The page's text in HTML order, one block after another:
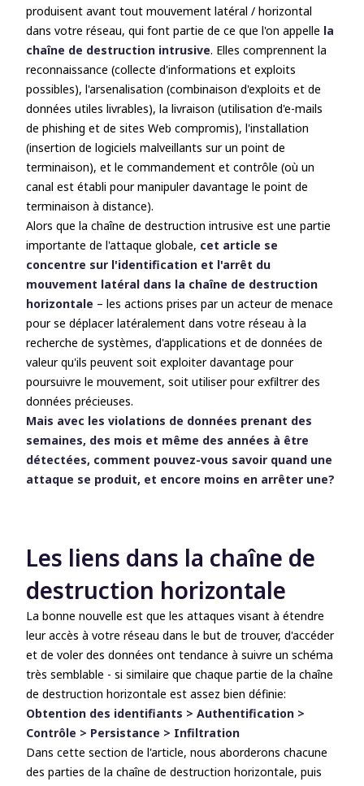
produisent avant tout mouvement latéral / horizontal
dans votre réseau, qui font partie de ce que l'on appelle la
chaîne de destruction intrusive. Elles comprennent la
reconnaissance (collecte d'informations et exploits
possibles), l'arsenalisation (combinaison d'exploits et de
données utiles livrables), la livraison (utilisation d'e-mails
de phishing et de sites Web compromis), l'installation
(insertion de logiciels malveillants sur un point de
terminaison), et le commandement et contrôle (où un
canal est établi pour manipuler davantage le point de
terminaison à distance).
Alors que la chaîne de destruction intrusive est une partie
importante de l'attaque globale, cet article se
concentre sur l'identification et l'arrêt du
mouvement latéral dans la chaîne de destruction
horizontale – les actions prises par un acteur de menace
pour se déplacer latéralement dans votre réseau à la
recherche de systèmes, d'applications et de données de
valeur qu'ils peuvent soit exploiter davantage pour
poursuivre le mouvement, soit utiliser pour exfiltrer des
données précieuses.
Mais avec les violations de données prenant des
semaines, des mois et même des années à être
détectées, comment pouvez-vous savoir quand une
attaque se produit, et encore moins en arrêter une?
Les liens dans la chaîne de
destruction horizontale
La bonne nouvelle est que les attaques visant à étendre
leur accès à votre réseau dans le but de trouver, d'accéder
et de voler des données ont tendance à suivre un schéma
très semblable - si similaire que chaque partie de la chaîne
de destruction horizontale est assez bien définie:
Obtention des identifiants > Authentification >
Contrôle > Persistance > Infiltration
Dans cette section de l'article, nous aborderons chacune
des parties de la chaîne de destruction horizontale, puis